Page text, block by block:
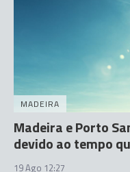
MADEIRA
Madeira e Porto
devido ao tempo
19 Ago 12:27